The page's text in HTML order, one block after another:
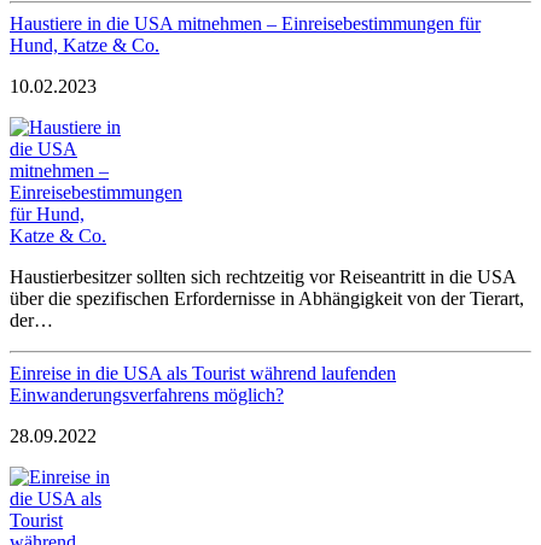
Haustiere in die USA mitnehmen – Einreisebestimmungen für
Hund, Katze & Co.
10.02.2023
Haustierbesitzer sollten sich rechtzeitig vor Reiseantritt in die USA
über die spezifischen Erfordernisse in Abhängigkeit von der Tierart,
der…
Einreise in die USA als Tourist während laufenden
Einwanderungsverfahrens möglich?
28.09.2022